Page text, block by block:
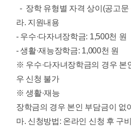
- 장학 유형별 자격 상이(공고문
라. 지원내용
- 우수·다자녀장학금: 1,500천 원
- 생활·재능장학금: 1,000천 원
※ 우수·다자녀장학금의 경우 본
우 신청 불가
※ 생활·재능
장학금의 경우 본인 부담금이 없
마. 신청방법: 온라인 신청 후 구